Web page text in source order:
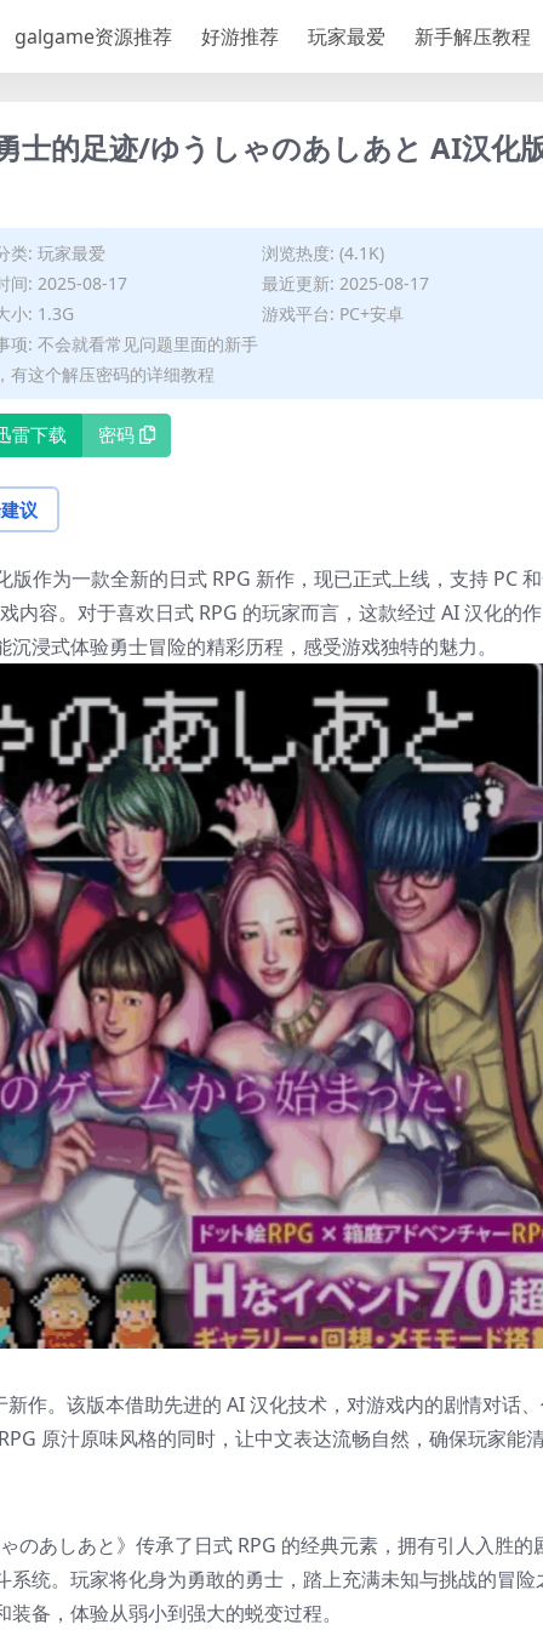
galgame资源推荐 好游推荐 玩家最爱 新手解压教程
士的足迹/ゆうしゃのあしあと AI汉化
类: 玩家最爱
浏览热度: (4.1K)
间: 2025-08-17
最近更新: 2025-08-17
小: 1.3G
游戏平台: PC+安卓
项: 不会就看常见问题里面的新手
有这个解压密码的详细教程
雷下载 密码
议
作为一款全新的日式 RPG 新作，现已正式上线，支持 PC
内容。对于喜欢日式 RPG 的玩家而言，这款经过 AI 汉化的作
浸式体验勇士冒险的精彩历程，感受游戏独特的魅力。
作。该版本借助先进的 AI 汉化技术，对游戏内的剧情对话
原汁原味风格的同时，让中文表达流畅自然，确保玩家能
のあしあと》传承了日式 RPG 的经典元素，拥有引人入胜的
统。玩家将化身为勇敢的勇士，踏上充满未知与挑战的冒险
备，体验从弱小到强大的蜕变过程。